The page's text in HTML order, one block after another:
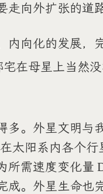
走向外扩张的道
内向化的发展，
宅在母星上当然
多。外星文明与
太阳系内各个
所需速度变化量
成。外星生命也